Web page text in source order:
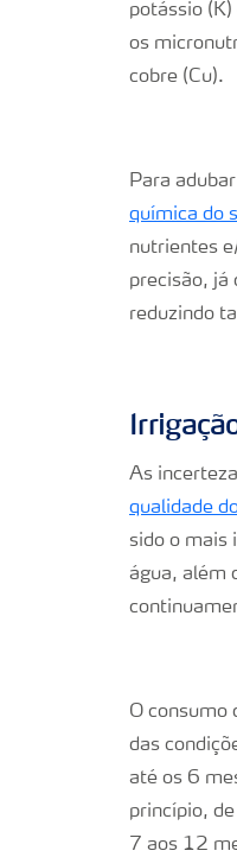
potássio
os
cobre (Cu).
Para
química do
nutrientes
precisão, já
reduzindo
As
qualidade
sido o mais
água, além
O consumo
das
até os 6
princípio,
7 aos 12